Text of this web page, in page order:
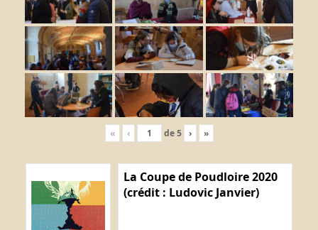
« ‹ de5 › »
La Coupe de Poudloire 2020
(crédit : Ludovic Janvier)